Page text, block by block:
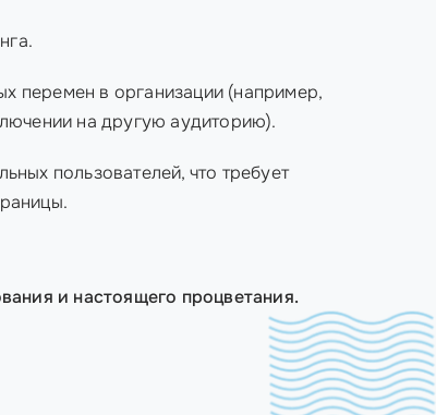
перемен в организации (например,
на другую аудиторию).
пользователей, что требует
и настоящего процветания.